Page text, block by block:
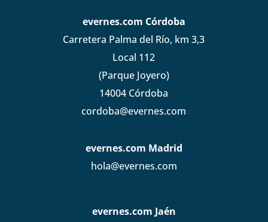
evernes.com Córdoba
Carretera Palma del Río, km 3,3
Local 112
(Parque Joyero)
14004 Córdoba
cordoba@evernes.com
evernes.com Madrid
hola@evernes.com
evernes.com Jaén